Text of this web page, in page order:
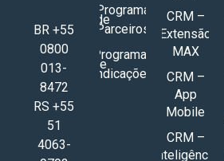
BR +55
0800
013-
8472
RS +55
51
4063-
Programa
de
Parceiros
Programa
de
Indicações
CRM –
Extensão
MAX
CRM –
App
Mobile
CRM –
Inteligência